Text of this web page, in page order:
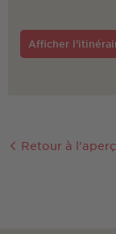
Afficher
Retour à